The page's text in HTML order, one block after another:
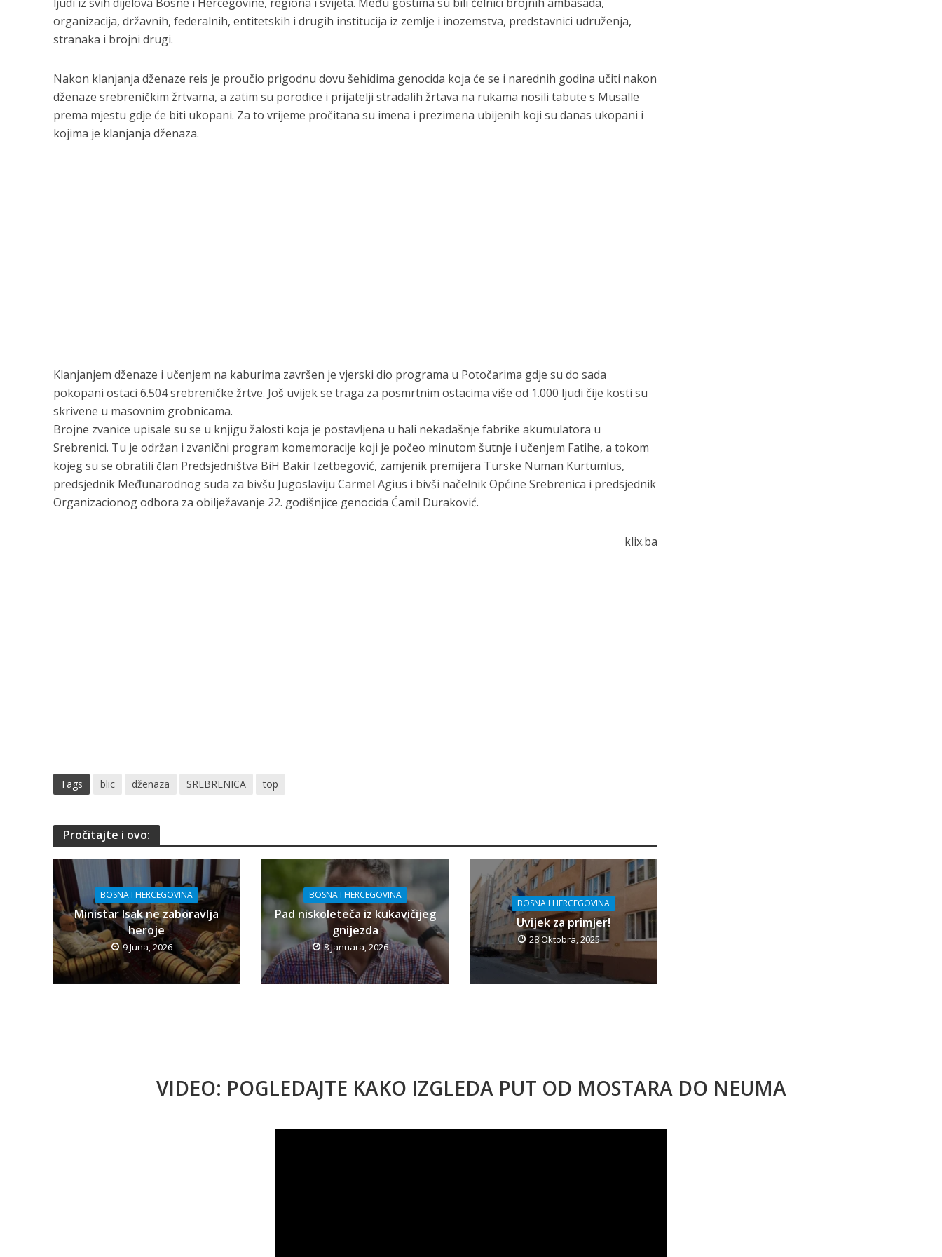
organizacija, državnih, federalnih, entitetskih i drugih institucija iz zemlje i inozemstva, predstavnici udruženja,
stranaka i brojni drugi.
Nakon klanjanja dženaze reis je proučio prigodnu dovu šehidima genocida koja će se i narednih godina učiti nakon
dženaze srebreničkim žrtvama, a zatim su porodice i prijatelji stradalih žrtava na rukama nosili tabute s Musalle
prema mjestu gdje će biti ukopani. Za to vrijeme pročitana su imena i prezimena ubijenih koji su danas ukopani i
kojima je klanjanja dženaza.
Klanjanjem dženaze i učenjem na kaburima završen je vjerski dio programa u Potočarima gdje su do sada
pokopani ostaci 6.504 srebreničke žrtve. Još uvijek se traga za posmrtnim ostacima više od 1.000 ljudi čije kosti su
skrivene u masovnim grobnicama.
Brojne zvanice upisale su se u knjigu žalosti koja je postavljena u hali nekadašnje fabrike akumulatora u
Srebrenici. Tu je održan i zvanični program komemoracije koji je počeo minutom šutnje i učenjem Fatihe, a tokom
kojeg su se obratili član Predsjedništva BiH Bakir Izetbegović, zamjenik premijera Turske Numan Kurtumlus,
predsjednik Međunarodnog suda za bivšu Jugoslaviju Carmel Agius i bivši načelnik Općine Srebrenica i predsjednik
Organizacionog odbora za obilježavanje 22. godišnjice genocida Ćamil Duraković.
klix.ba
Tags blic dženaza SREBRENICA top
Pročitajte i ovo:
BOSNA I HERCEGOVINA
Ministar Isak ne zaboravlja
heroje
9 Juna, 2026
BOSNA I HERCEGOVINA
Pad niskoleteča iz kukavičijeg
gnijezda
8 Januara, 2026
BOSNA I HERCEGOVINA
Uvijek za primjer!
28 Oktobra, 2025
VIDEO: POGLEDAJTE KAKO IZGLEDA PUT OD MOSTARA DO NEUMA